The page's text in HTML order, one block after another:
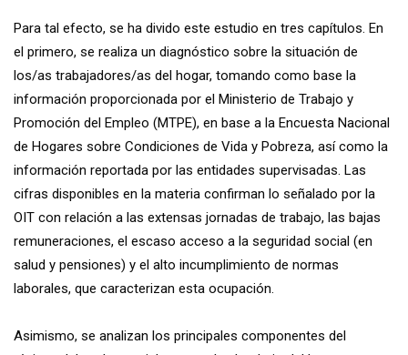
Para tal efecto, se ha divido este estudio en tres capítulos. En
el primero, se realiza un diagnóstico sobre la situación de
los/as trabajadores/as del hogar, tomando como base la
información proporcionada por el Ministerio de Trabajo y
Promoción del Empleo (MTPE), en base a la Encuesta Nacional
de Hogares sobre Condiciones de Vida y Pobreza, así como la
información reportada por las entidades supervisadas. Las
cifras disponibles en la materia confirman lo señalado por la
OIT con relación a las extensas jornadas de trabajo, las bajas
remuneraciones, el escaso acceso a la seguridad social (en
salud y pensiones) y el alto incumplimiento de normas
laborales, que caracterizan esta ocupación.
Asimismo, se analizan los principales componentes del